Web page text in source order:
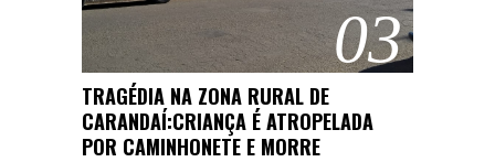
03
TRAGÉDIA NA ZONA RURAL DE
CARANDAÍ:CRIANÇA É ATROPELADA
POR CAMINHONETE E MORRE